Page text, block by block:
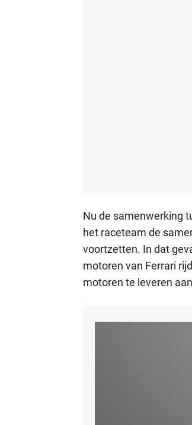
Nu de samenwerking
het raceteam de
voortzetten. In dat
motoren van Ferrari
motoren te leveren